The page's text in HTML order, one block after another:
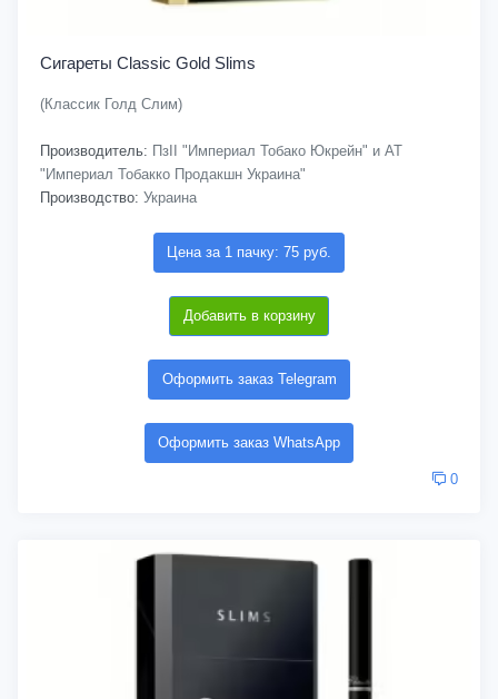
Сигареты Classic Gold Slims
(Классик Голд Слим)
Производитель: ПзІІ "Империал Тобако Юкрейн" и АТ
"Империал Тобакко Продакшн Украина"
Производство: Украина
Цена за 1 пачку: 75 руб.
Добавить в корзину
Оформить заказ Telegram
Оформить заказ WhatsApp
0